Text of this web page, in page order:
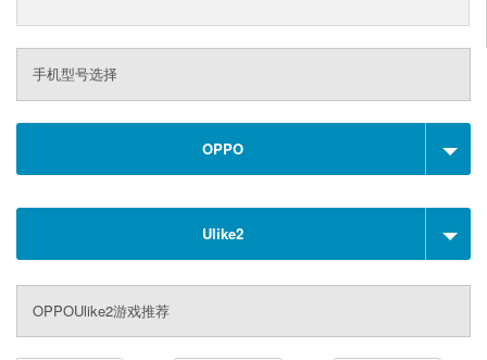
手机型号选择
OPPO
Ulike2
OPPOUlike2游戏推荐